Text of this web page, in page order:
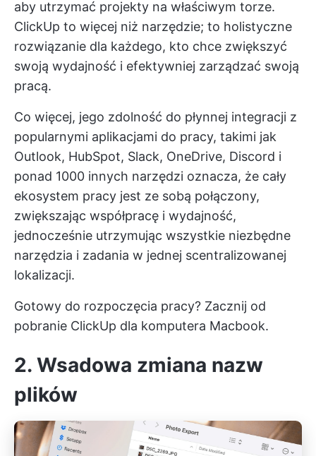
aby utrzymać projekty na właściwym torze.
ClickUp to więcej niż narzędzie; to holistyczne
rozwiązanie dla każdego, kto chce zwiększyć
swoją wydajność i efektywniej zarządzać swoją
pracą.
Co więcej, jego zdolność do płynnej integracji z
popularnymi aplikacjami do pracy, takimi jak
Outlook, HubSpot, Slack, OneDrive, Discord i
ponad 1000 innych narzędzi oznacza, że cały
ekosystem pracy jest ze sobą połączony,
zwiększając współpracę i wydajność,
jednocześnie utrzymując wszystkie niezbędne
narzędzia i zadania w jednej scentralizowanej
lokalizacji.
Gotowy do rozpoczęcia pracy? Zacznij od
pobranie ClickUp dla komputera Macbook.
2. Wsadowa zmiana nazw
plików